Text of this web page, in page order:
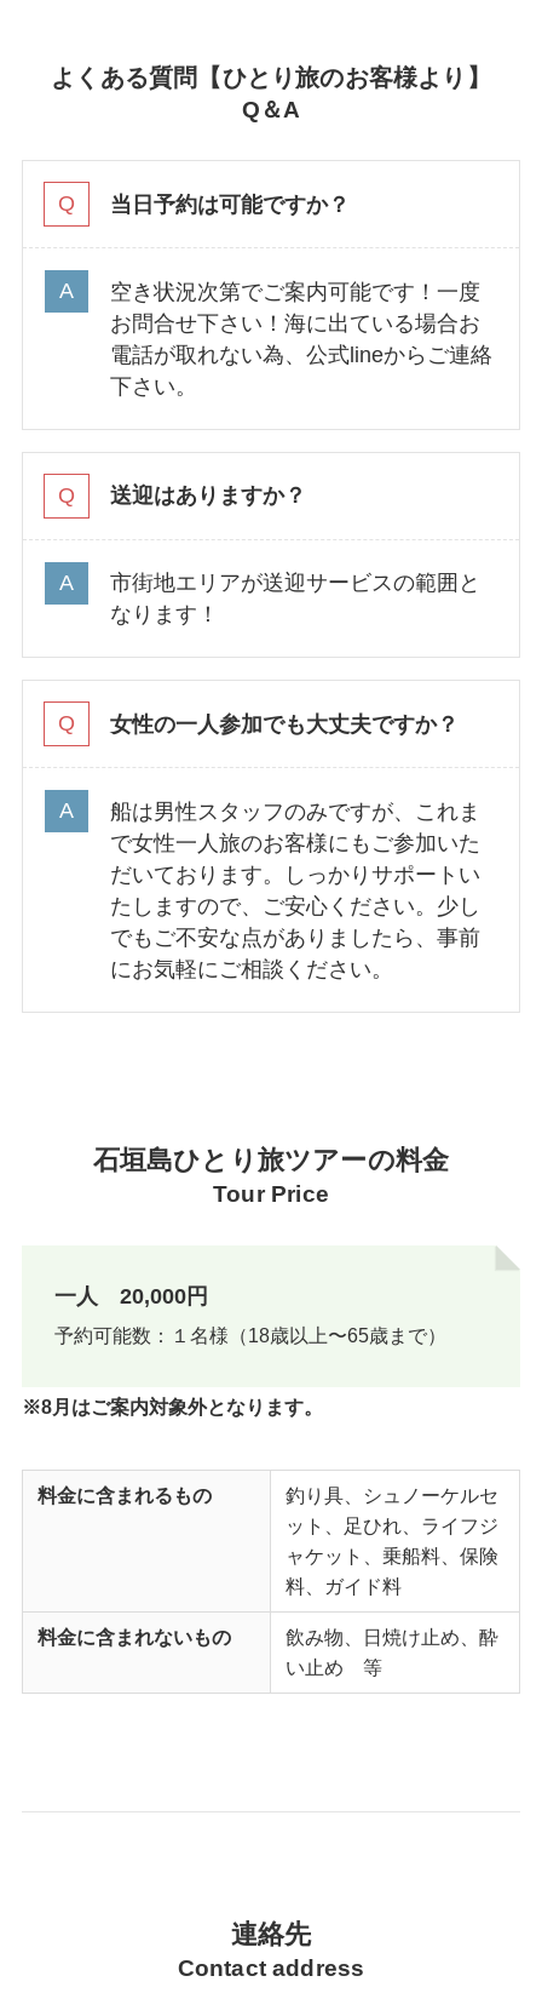
よくある質問【ひとり旅のお客様より】
Q＆A
当日予約は可能ですか？
空き状況次第でご案内可能です！一度
お問合せ下さい！海に出ている場合お
電話が取れない為、公式lineからご連絡
下さい。
送迎はありますか？
市街地エリアが送迎サービスの範囲と
なります！
女性の一人参加でも大丈夫ですか？
船は男性スタッフのみですが、これま
で女性一人旅のお客様にもご参加いた
だいております。しっかりサポートい
たしますので、ご安心ください。少し
でもご不安な点がありましたら、事前
にお気軽にご相談ください。
石垣島ひとり旅ツアーの料金
Tour Price
一人 20,000円
予約可能数：１名様（18歳以上〜65歳まで）
※8月はご案内対象外となります。
料金に含まれるもの
釣り具、シュノーケルセ
ット、足ひれ、ライフジ
ャケット、乗船料、保険
料、ガイド料
料金に含まれないもの
飲み物、日焼け止め、酔
い止め 等
連絡先
Contact address